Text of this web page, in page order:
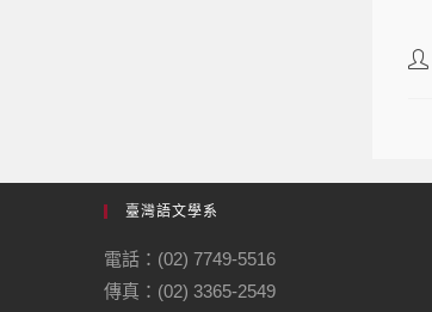
臺灣語文學系
電話：(02) 7749-5516
傳真：(02) 3365-2549